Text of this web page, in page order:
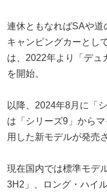
連休ともなればSAや道
キャンピングカーとし
は、2022年より「デュ
を開始。
以降、2024年8月に「
は「シリーズ9」から
用した新モデルが発売
現在国内では標準モデ
3H2」、ロング・ハイ